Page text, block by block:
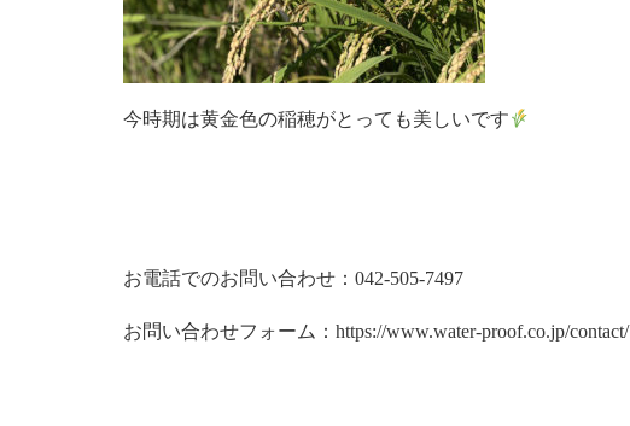
今時期は黄金色の稲穂がとっても美しいです
お電話でのお問い合わせ： 042-505-7497
お問い合わせフォーム： https://www.water-proof.co.jp/contact/